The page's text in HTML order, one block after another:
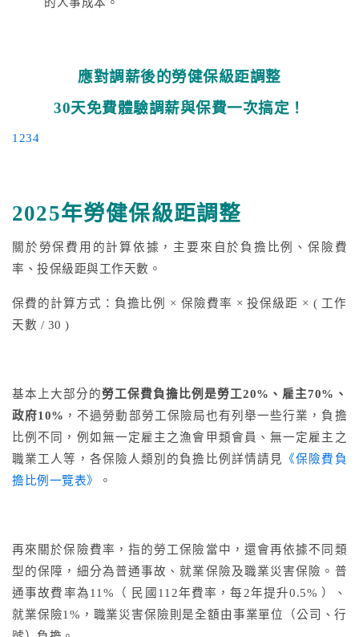
的人事成本。
應對調薪後的勞健保級距調整
30天免費體驗調薪與保費一次搞定！
1234
2025年勞健保級距調整
關於勞保費用的計算依據，主要來自於負擔比例、保險費
率、投保級距與工作天數。
保費的計算方式：負擔比例 × 保險費率 × 投保級距 × ( 工作
天數 / 30 )
基本上大部分的勞工保費負擔比例是勞工20%、雇主70%、
政府10% ，不過勞動部勞工保險局也有列舉一些行業，負擔
比例不同，例如無一定雇主之漁會甲類會員、 無一定雇主之
職業工人等，各保險人類別的負擔比例詳情請見 《保險費負
擔比例一覽表》
。
再來關於保險費率，指的勞工保險當中，還會再依據不同類
型的保障，細分為普通事故、就業保險及職業災害保險。普
通事故費率為11%（ 民國112年費率，每2年提升0.5% ）、
就業保險1%，職業災害保險則是全額由事業單位（公司、行